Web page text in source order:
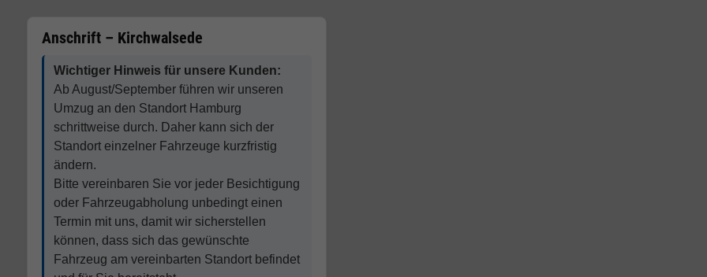
Anschrift – Kirchwalsede
Wichtiger Hinweis für unsere Kunden:
Ab August/September führen wir unseren
Umzug an den Standort Hamburg
schrittweise durch. Daher kann sich der
Standort einzelner Fahrzeuge kurzfristig
ändern.
Bitte vereinbaren Sie vor jeder Besichtigung
oder Fahrzeugabholung unbedingt einen
Termin mit uns, damit wir sicherstellen
können, dass sich das gewünschte
Fahrzeug am vereinbarten Standort befindet